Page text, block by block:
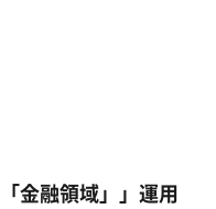
金融領域」」運用